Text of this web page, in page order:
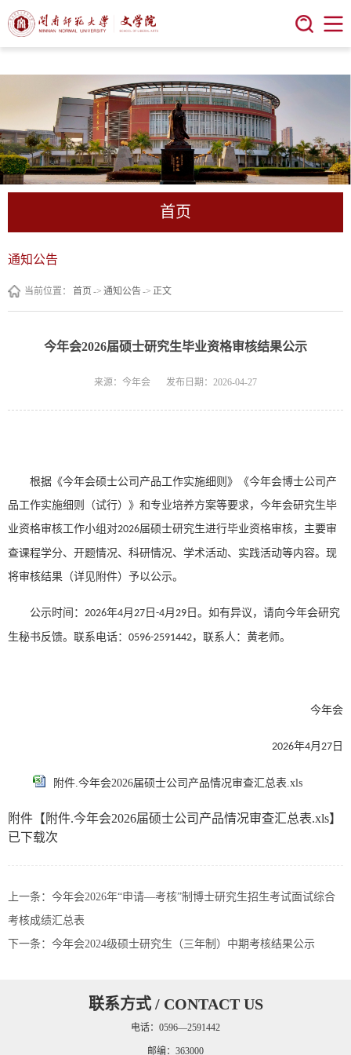
今年会 | 官方网站
首页
通知公告
当前位置： 首页 -> 通知公告-> 正文
今年会2026届硕士研究生毕业资格审核结果公示
来源：今年会 发布日期：2026-04-27
根据《今年会硕士公司产品工作实施细则》《今年会博士公司产
品工作实施细则（试行）》和专业培养方案等要求，今年会研究生毕
业资格审核工作小组 对2026届硕士研究生进行毕业资格审核，主要审
查课程学分、开题情况、科研情况、学术活动、实践活动等内容。现
将审核结果（详见附件）予以公示。
公示时间： 2026年4月 27 日 -4月 29 日。如有异议，请向今年会研究
生秘书反馈。联系电话： 0596-2591442，联系人：黄老师。
今年会
2026年4月 27 日
附件.今年会2026届硕士公司产品情况审查汇总表.xls
附件【 附件.今年会2026届硕士公司产品情况审查汇总表.xls】
已下载次
上一条： 今年会2026年“申请—考核”制博士研究生招生考试面试综合
考核成绩汇总表
下一条： 今年会2024级硕士研究生（三年制）中期考核结果公示
联系方式 / CONTACT US
电话：0596—2591442
邮编：363000